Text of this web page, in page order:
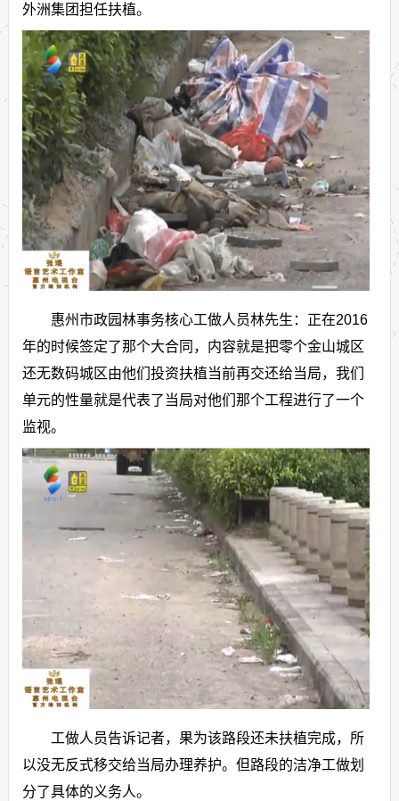
外洲集团担任扶植。
惠州市政园林事务核心工做人员林先生：正在2016
年的时候签定了那个大合同，内容就是把零个金山城区
还无数码城区由他们投资扶植当前再交还给当局，我们
单元的性量就是代表了当局对他们那个工程进行了一个
监视。
工做人员告诉记者，果为该路段还未扶植完成，所
以没无反式移交给当局办理养护。但路段的洁净工做划
分了具体的义务人。